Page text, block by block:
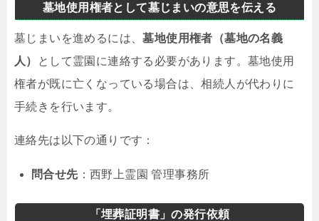
墓地使用権者として墓じまいの意思を伝える
墓じまいを進めるには、墓地使用権者（墓地の名義
人）
として霊園に連絡する必要があります。墓地使用
権者が既に亡くなっている場合は、相続人が代わりに
手続きを行います。
連絡先は以下の通りです：
問合せ先：西野上霊園 管理事務所
「埋葬証明書」の発行依頼